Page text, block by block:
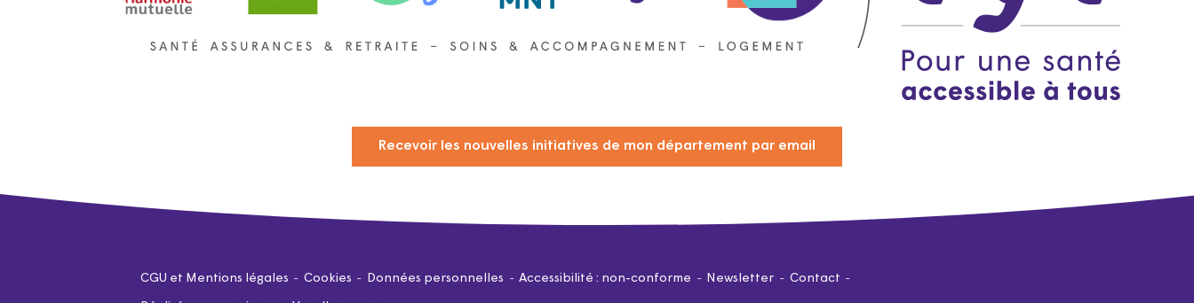
Recevoir les nouvelles initiatives de mon département par email
CGU et Mentions légales Cookies Données personnelles Accessibilité : non-conforme Newsletter Contact